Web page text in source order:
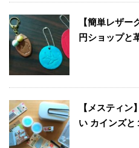
【簡単レザー
円ショップと
【メスティ
い カインズと